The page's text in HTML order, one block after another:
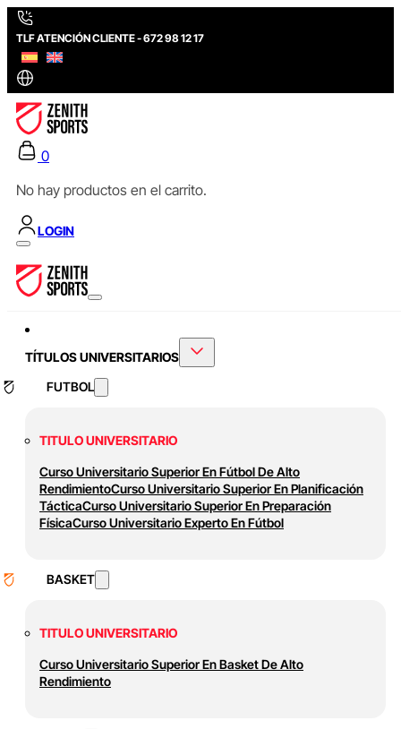
TLF ATENCIÓN CLIENTE - 672 98 12 17
0
No hay productos en el carrito.
LOGIN
TÍTULOS UNIVERSITARIOS
FUTBOL
TITULO UNIVERSITARIO
Curso Universitario Superior En Fútbol De Alto
RendimientoCurso Universitario Superior En Planificación
TácticaCurso Universitario Superior En Preparación
FísicaCurso Universitario Experto En Fútbol
BASKET
TITULO UNIVERSITARIO
Curso Universitario Superior En Basket De Alto
Rendimiento